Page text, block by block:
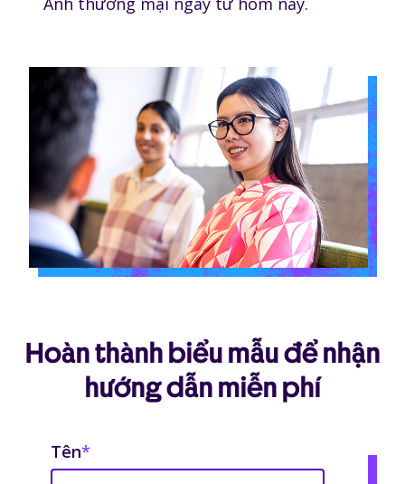
Hoàn thành biểu mẫu để nhận
hướng dẫn miễn phí
Tên*